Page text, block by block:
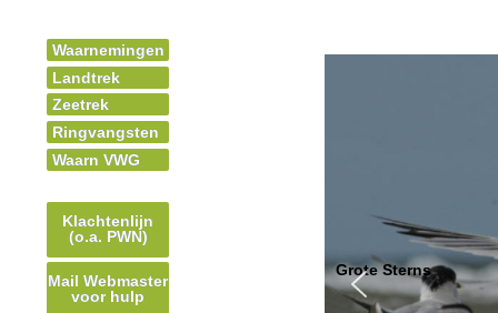
Waarnemingen
Landtrek
Zeetrek
Ringvangsten
Waarn VWG
Klachtenlijn
(o.a. PWN)
Mail Webmaster
voor hulp
Grote Sterns